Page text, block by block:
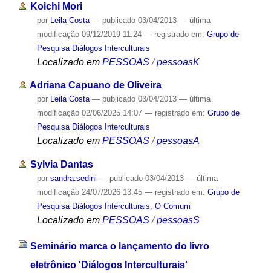
Koichi Mori
por Leila Costa — publicado03/04/2013 — última
modificação09/12/2019 11:24 — registrado em: Grupo de
Pesquisa Diálogos Interculturais
Localizado em PESSOAS /pessoasK
Adriana Capuano de Oliveira
por Leila Costa — publicado03/04/2013 — última
modificação02/06/2025 14:07 — registrado em: Grupo de
Pesquisa Diálogos Interculturais
Localizado em PESSOAS /pessoasA
Sylvia Dantas
por sandra.sedini — publicado03/04/2013 — última
modificação24/07/2026 13:45 — registrado em: Grupo de
Pesquisa Diálogos Interculturais, O Comum
Localizado em PESSOAS /pessoasS
Seminário marca o lançamento do livro
eletrônico 'Diálogos Interculturais'